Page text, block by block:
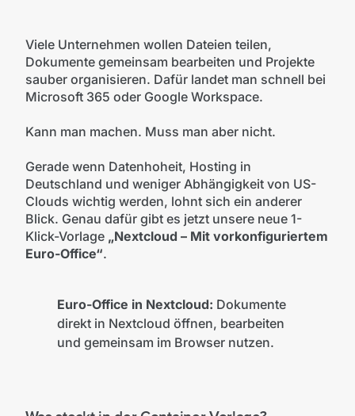
Viele Unternehmen wollen Dateien teilen,
Dokumente gemeinsam bearbeiten und Projekte
sauber organisieren. Dafür landet man schnell bei
Microsoft 365 oder Google Workspace.
Kann man machen. Muss man aber nicht.
Gerade wenn Datenhoheit, Hosting in
Deutschland und weniger Abhängigkeit von US-
Clouds wichtig werden, lohnt sich ein anderer
Blick. Genau dafür gibt es jetzt unsere neue 1-
Klick-Vorlage „Nextcloud – Mit vorkonfiguriertem
Euro-Office“.
Euro-Office in Nextcloud: Dokumente
direkt in Nextcloud öffnen, bearbeiten
und gemeinsam im Browser nutzen.